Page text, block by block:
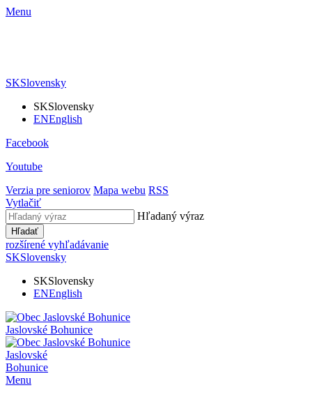
Menu
SKSlovensky
SKSlovensky
ENEnglish
Facebook
Youtube
Verzia pre seniorov Mapa webu RSS
Vytlačiť
Hľadaný výraz
Hľadať
rozšírené vyhľadávanie
SKSlovensky
SKSlovensky
ENEnglish
Jaslovské Bohunice
Jaslovské
Bohunice
Menu